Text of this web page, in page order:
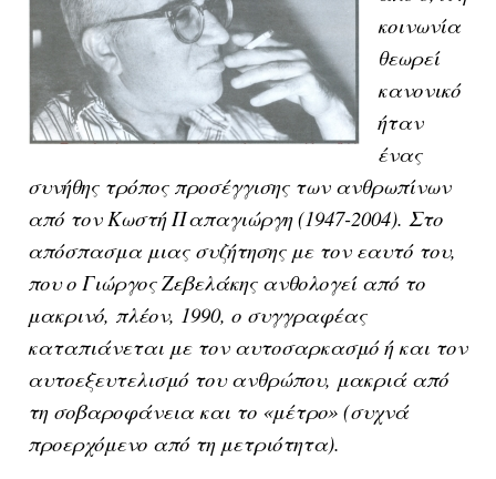
κοινωνία
θεωρεί
κανονικό
ήταν
ένας
συνήθης τρόπος προσέγγισης των ανθρωπίνων
από τον Κωστή Παπαγιώργη (1947-2004). Στο
απόσπασμα μιας συζήτησης με τον εαυτό του,
που ο Γιώργος Ζεβελάκης ανθολογεί από το
μακρινό, πλέον, 1990, ο συγγραφέας
καταπιάνεται με τον αυτοσαρκασμό ή και τον
αυτοεξευτελισμό του ανθρώπου, μακριά από
τη σοβαροφάνεια και το «μέτρο» (συχνά
προερχόμενο από τη μετριότητα).